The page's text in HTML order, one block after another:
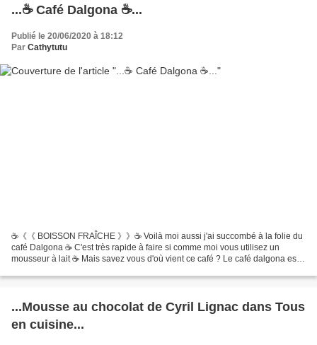
...☕ Café Dalgona ☕...
Publié le 20/06/2020 à 18:12
Par Cathytutu
☕《《 BOISSON FRAÎCHE 》》☕ Voilà moi aussi j'ai succombé à la folie du
café Dalgona ☕ C'est très rapide à faire si comme moi vous utilisez un
mousseur à lait ☕ Mais savez vous d'où vient ce café ? Le café dalgona est
...Mousse au chocolat de Cyril Lignac dans Tous
en cuisine...